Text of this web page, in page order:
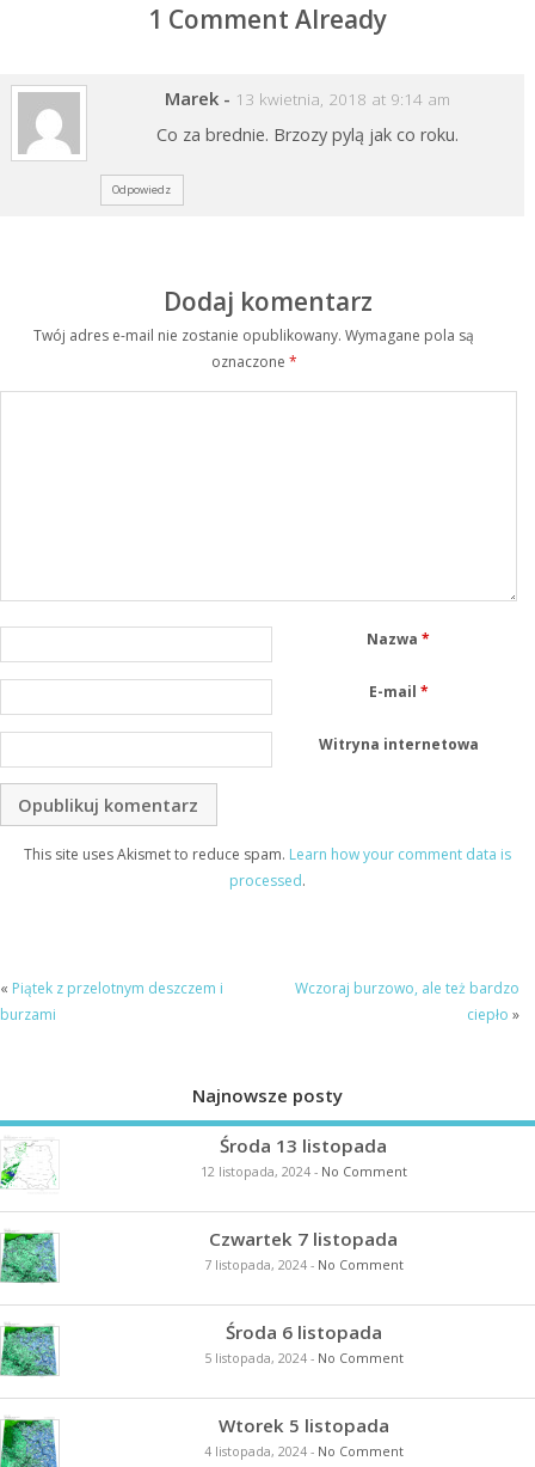
1 Comment Already
Marek - 13 kwietnia, 2018 at 9:14 am
Co za brednie. Brzozy pylą jak co roku.
Odpowiedz
Dodaj komentarz
Twój adres e-mail nie zostanie opublikowany. Wymagane pola są
oznaczone *
Nazwa*
E-mail *
Witryna internetowa
This site uses Akismet to reduce spam. Learn how your comment data is
processed.
« Piątek z przelotnym deszczem i
burzami
Wczoraj burzowo, ale też bardzo
ciepło »
Najnowsze posty
Środa 13 listopada
12 listopada, 2024- No Comment
Czwartek 7 listopada
7 listopada, 2024- No Comment
Środa 6 listopada
5 listopada, 2024- No Comment
Wtorek 5 listopada
4 listopada, 2024- No Comment